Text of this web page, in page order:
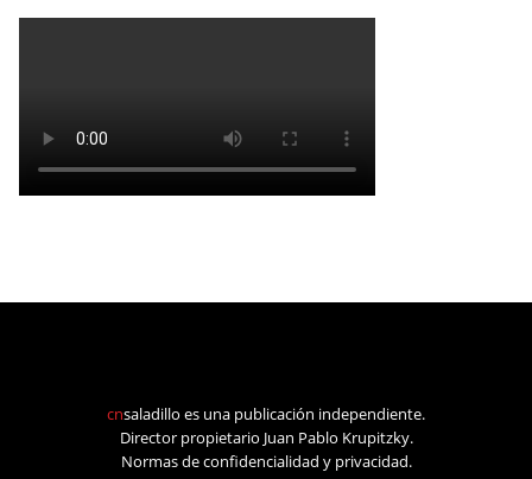
cnsaladillo es una publicación independiente.
Director propietario Juan Pablo Krupitzky.
Normas de confidencialidad y privacidad.